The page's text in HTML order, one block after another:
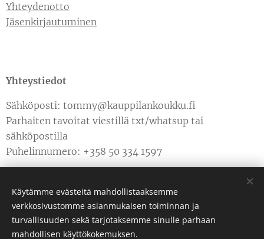
Yhteydenotto
Jäsenkirjautuminen
Yhteystiedot
Sähköposti: tommy@kauppilankoukku.fi
Parhaiten tavoitat viestillä txt/whatsup tai
sähköpostilla
Puhelinnumero: +358 50 334 1597
LuotuWebnodella Evästeet
Käytämme evästeitä mahdollistaaksemme
verkkosivustomme asianmukaisen toiminnan ja
turvallisuuden sekä tarjotaksemme sinulle parhaan
mahdollisen käyttökokemuksen.